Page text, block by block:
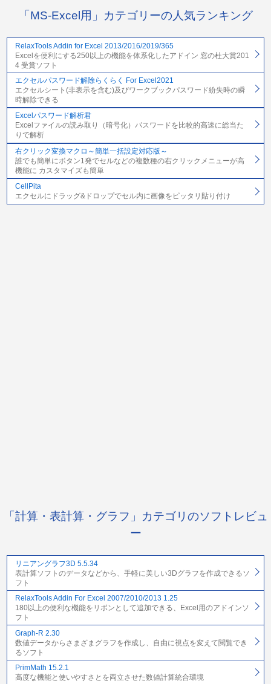
「MS-Excel用」カテゴリーの人気ランキング
RelaxTools Addin for Excel 2013/2016/2019/365
Excelを便利にする250以上の機能を体系化したアドイン 窓の杜大賞201
4 受賞ソフト
エクセルパスワード解除らくらく For Excel2021
エクセルシート(非表示を含む)及びワークブックパスワード紛失時の瞬
時解除できる
Excelパスワード解析君
Excelファイルの読み取り（暗号化）パスワードを比較的高速に総当た
りで解析
右クリック変換マクロ～簡単一括設定対応版～
誰でも簡単にボタン1発でセルなどの複数種の右クリックメニューが高
機能に カスタマイズも簡単
CellPita
エクセルにドラッグ&ドロップでセル内に画像をピッタリ貼り付け
「計算・表計算・グラフ」カテゴリのソフトレビュ
ー
リニアングラフ3D 5.5.34
表計算ソフトのデータなどから、手軽に美しい3Dグラフを作成できるソ
フト
RelaxTools Addin For Excel 2007/2010/2013 1.25
180以上の便利な機能をリボンとして追加できる、Excel用のアドインソ
フト
Graph-R 2.30
数値データからさまざまグラフを作成し、自由に視点を変えて閲覧でき
るソフト
PrimMath 15.2.1
高度な機能と使いやすさとを両立させた数値計算統合環境